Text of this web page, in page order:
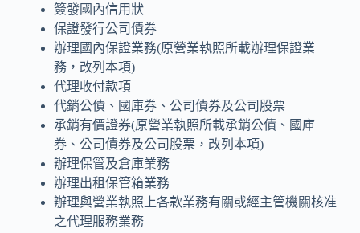
簽發國內信用狀
保證發行公司債券
辦理國內保證業務(原營業執照所載辦理保證業
務，改列本項)
代理收付款項
代銷公債、國庫券、公司債券及公司股票
承銷有價證券(原營業執照所載承銷公債、國庫
券、公司債券及公司股票，改列本項)
辦理保管及倉庫業務
辦理出租保管箱業務
辦理與營業執照上各款業務有關或經主管機關核准
之代理服務業務